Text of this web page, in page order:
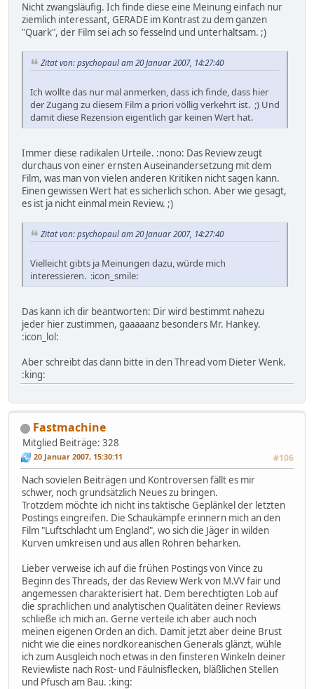
Nicht zwangsläufig. Ich finde diese eine Meinung einfach nur
ziemlich interessant, GERADE im Kontrast zu dem ganzen
"Quark", der Film sei ach so fesselnd und unterhaltsam. ;)
Zitat von: psychopaul am 20 Januar 2007, 14:27:40
Ich wollte das nur mal anmerken, dass ich finde, dass hier
der Zugang zu diesem Film a priori völlig verkehrt ist. ;) Und
damit diese Rezension eigentlich gar keinen Wert hat.
Immer diese radikalen Urteile. :nono: Das Review zeugt
durchaus von einer ernsten Auseinandersetzung mit dem
Film, was man von vielen anderen Kritiken nicht sagen kann.
Einen gewissen Wert hat es sicherlich schon. Aber wie gesagt,
es ist ja nicht einmal mein Review. ;)
Zitat von: psychopaul am 20 Januar 2007, 14:27:40
Vielleicht gibts ja Meinungen dazu, würde mich
interessieren. :icon_smile:
Das kann ich dir beantworten: Dir wird bestimmt nahezu
jeder hier zustimmen, gaaaaanz besonders Mr. Hankey.
:icon_lol:
Aber schreibt das dann bitte in den Thread vom Dieter Wenk.
:king:
Fastmachine
Mitglied Beiträge: 328
20 Januar 2007, 15:30:11 #106
Nach sovielen Beiträgen und Kontroversen fällt es mir
schwer, noch grundsätzlich Neues zu bringen.
Trotzdem möchte ich nicht ins taktische Geplänkel der letzten
Postings eingreifen. Die Schaukämpfe erinnern mich an den
Film "Luftschlacht um England", wo sich die Jäger in wilden
Kurven umkreisen und aus allen Rohren beharken.
Lieber verweise ich auf die frühen Postings von Vince zu
Beginn des Threads, der das Review Werk von M.VV fair und
angemessen charakterisiert hat. Dem berechtigten Lob auf
die sprachlichen und analytischen Qualitäten deiner Reviews
schließe ich mich an. Gerne verteile ich aber auch noch
meinen eigenen Orden an dich. Damit jetzt aber deine Brust
nicht wie die eines nordkoreanischen Generals glänzt, wühle
ich zum Ausgleich noch etwas in den finsteren Winkeln deiner
Reviewliste nach Rost- und Fäulnisflecken, bläßlichen Stellen
und Pfusch am Bau. :king: